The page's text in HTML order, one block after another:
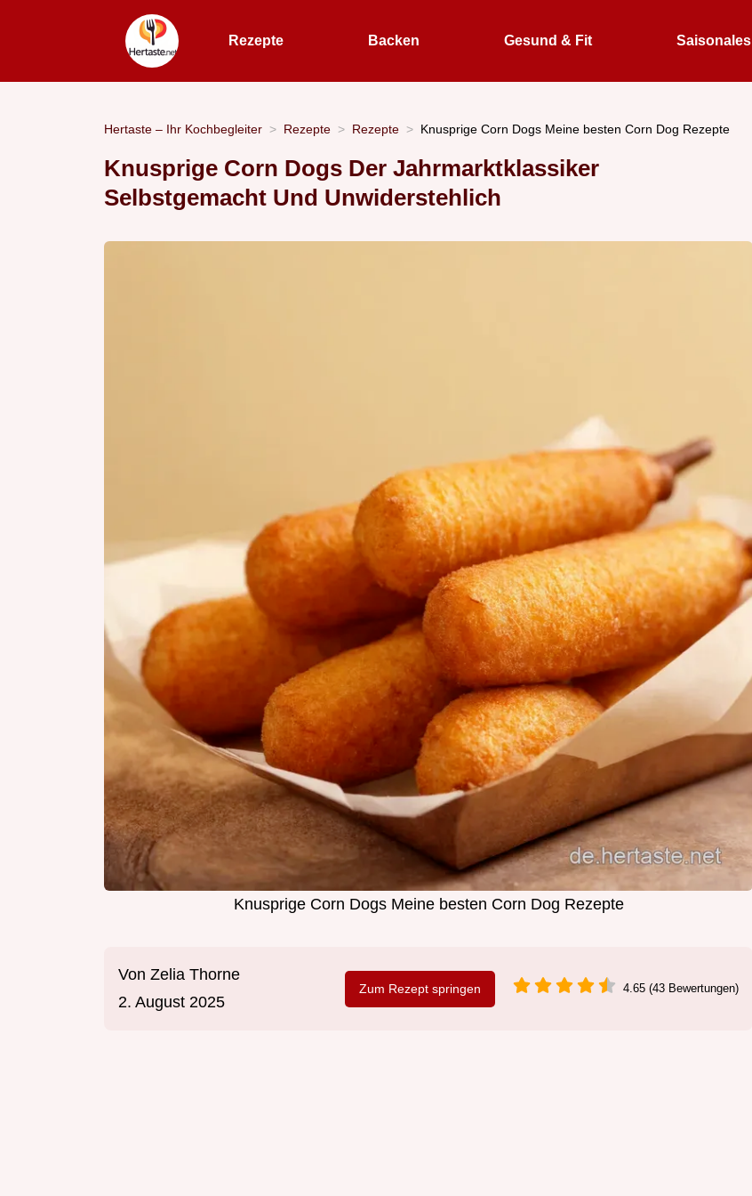
Rezepte Backen Gesund & Fit Saisonales
Hertaste – Ihr Kochbegleiter Rezepte Rezepte Knusprige Corn Dogs Meine besten Corn Dog Rezepte
Knusprige Corn Dogs Der Jahrmarktklassiker
Selbstgemacht Und Unwiderstehlich
Knusprige Corn Dogs Meine besten Corn Dog Rezepte
Von Zelia Thorne
2. August 2025
Zum Rezept springen 4.65 (43 Bewertungen)